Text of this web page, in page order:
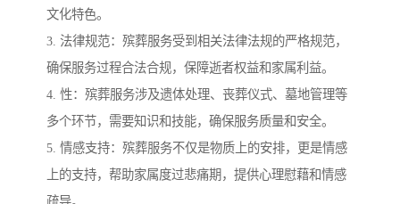
文化特色。
3. 法律规范：殡葬服务受到相关法律法规的严格规范，
确保服务过程合法合规，保障逝者权益和家属利益。
4. 性：殡葬服务涉及遗体处理、丧葬仪式、墓地管理等
多个环节，需要知识和技能，确保服务质量和安全。
5. 情感支持：殡葬服务不仅是物质上的安排，更是情感
上的支持，帮助家属度过悲痛期，提供心理慰藉和情感